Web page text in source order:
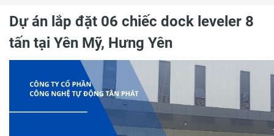
Dự án lắp đặt 06 chiếc dock leveler 8
tấn tại Yên Mỹ, Hưng Yên